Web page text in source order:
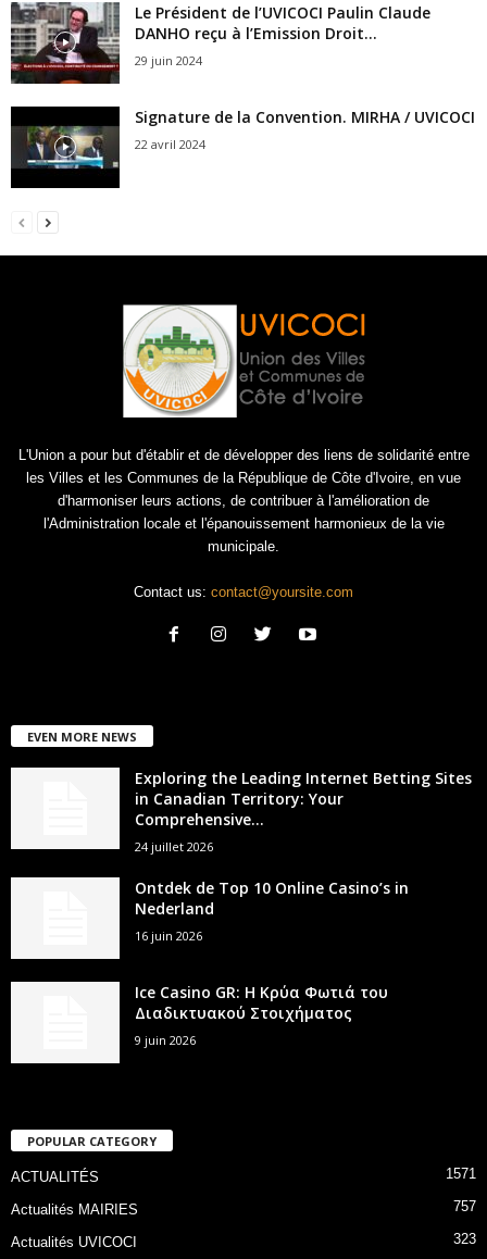
Le Président de l’UVICOCI Paulin Claude
DANHO reçu à l’Emission Droit...
29 juin 2024
Signature de la Convention. MIRHA / UVICOCI
22 avril 2024
L'Union a pour but d'établir et de développer des liens de solidarité entre
les Villes et les Communes de la République de Côte d'Ivoire, en vue
d'harmoniser leurs actions, de contribuer à l'amélioration de
l'Administration locale et l'épanouissement harmonieux de la vie
municipale.
Contact us: contact@yoursite.com
EVEN MORE NEWS
Exploring the Leading Internet Betting Sites
in Canadian Territory: Your
Comprehensive...
24 juillet 2026
Ontdek de Top 10 Online Casino’s in
Nederland
16 juin 2026
Ice Casino GR: Η Κρύα Φωτιά του
Διαδικτυακού Στοιχήματος
9 juin 2026
POPULAR CATEGORY
ACTUALITÉS 1571
Actualités MAIRIES 757
Actualités UVICOCI 323